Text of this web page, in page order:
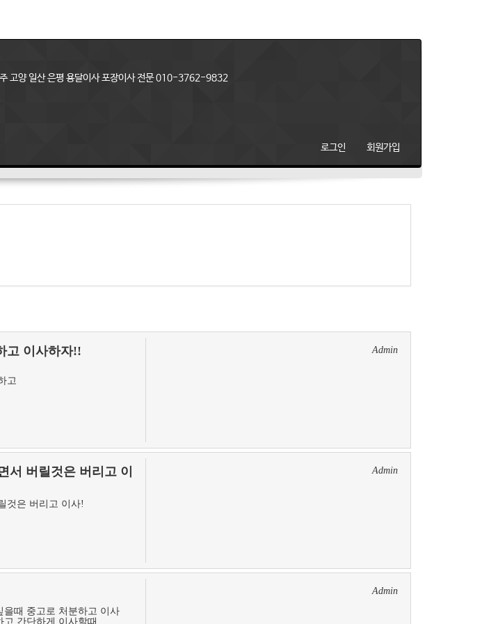
고양 일산 은평 용달이사 포장이사 전문 010-3762-9832
로그인 회원가입
고 이사하자!!
고
Admin
서 버릴것은 버리고 이
것은 버리고 이사!
Admin
때 중고로 처분하고 이사
간단하게 이사할때
Admin